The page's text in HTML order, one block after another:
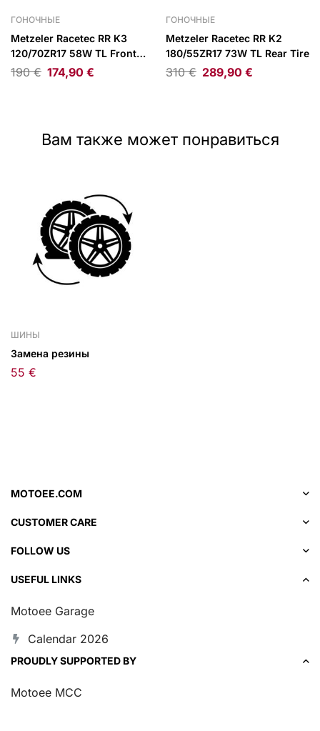
ГОНОЧНЫЕ
Metzeler Racetec RR K3
120/70ZR17 58W TL Front
Tire
190€ 174,90 €
ГОНОЧНЫЕ
Metzeler Racetec RR K2
180/55ZR17 73W TL Rear Tire
310€ 289,90 €
Вам также может понравиться
ШИНЫ
Замена резины
55 €
MOTOEE.COM
CUSTOMER CARE
FOLLOW US
USEFUL LINKS
Motoee Garage
Calendar 2026
PROUDLY SUPPORTED BY
Motoee MCC